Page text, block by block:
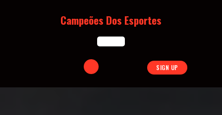
Campeões Dos Esportes
Open
Button
SIGN UP